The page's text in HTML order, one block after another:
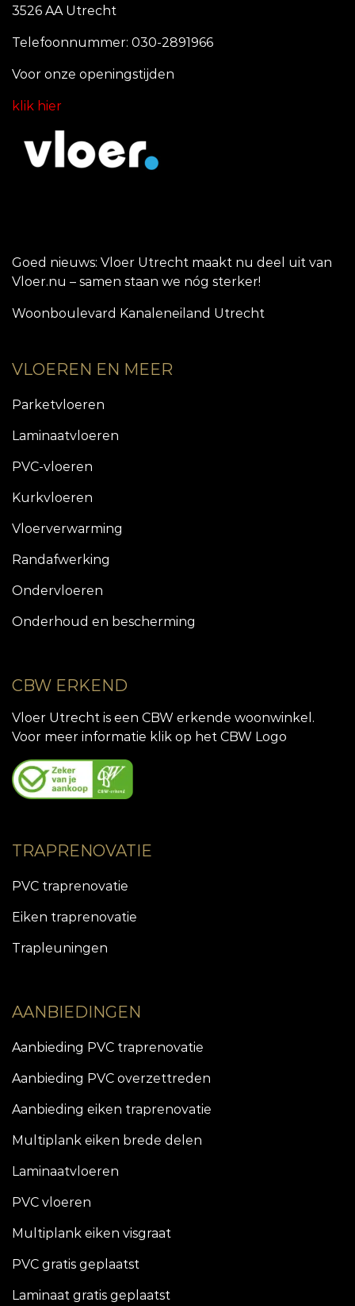
3526 AA Utrecht
Telefoonnummer: 030-2891966
Voor onze openingstijden
klik hier
Goed nieuws: Vloer Utrecht maakt nu deel uit van
Vloer.nu – samen staan we nóg sterker!
Woonboulevard Kanaleneiland Utrecht
VLOEREN EN MEER
Parketvloeren
Laminaatvloeren
PVC-vloeren
Kurkvloeren
Vloerverwarming
Randafwerking
Ondervloeren
Onderhoud en bescherming
CBW ERKEND
Vloer Utrecht is een CBW erkende woonwinkel.
Voor meer informatie klik op het CBW Logo
TRAPRENOVATIE
PVC traprenovatie
Eiken traprenovatie
Trapleuningen
AANBIEDINGEN
Aanbieding PVC traprenovatie
Aanbieding PVC overzettreden
Aanbieding eiken traprenovatie
Multiplank eiken brede delen
Laminaatvloeren
PVC vloeren
Multiplank eiken visgraat
PVC gratis geplaatst
Laminaat gratis geplaatst